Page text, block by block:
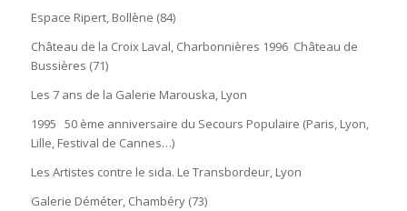
Espace Ripert, Bollène (84)
Château de la Croix Laval, Charbonnières 1996 Château de
Bussières (71)
Les 7 ans de la Galerie Marouska, Lyon
1995 50 ème anniversaire du Secours Populaire (Paris, Lyon,
Lille, Festival de Cannes…)
Les Artistes contre le sida. Le Transbordeur, Lyon
Galerie Déméter, Chambéry (73)